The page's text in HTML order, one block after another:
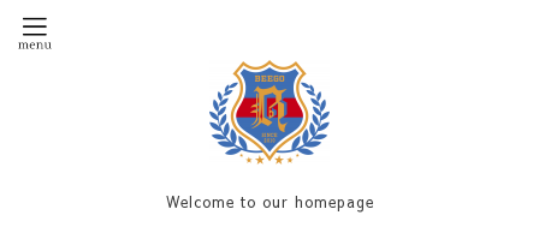
Welcome to our homepage